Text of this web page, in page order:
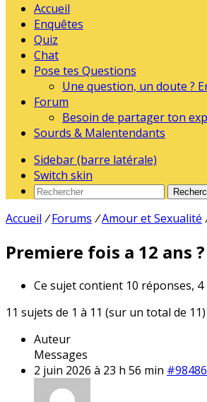
Accueil
Enquêtes
Quiz
Chat
Pose tes Questions
Une question, un doute ?
Forum
Besoin de partager ton
Sourds & Malentendants
Sidebar (barre latérale)
Switch skin
Accueil / Forums /Amour et Sexualité
Premiere fois a 12 ans ?
Ce sujet contient 10 réponses,
11 sujets de 1 à 11 (sur un total de 11)
Auteur
Messages
2 juin 2026 à 23 h 56 min #98486